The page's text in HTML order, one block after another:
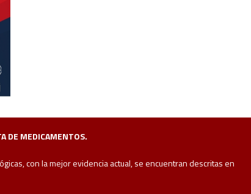
DE MEDICAMENTOS.
con la mejor evidencia actual, se encuentran descritas en